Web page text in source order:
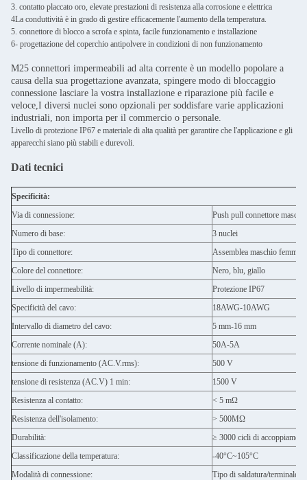
3. contatto placcato oro, elevate prestazioni di resistenza alla corrosione e elettrica
4La conduttività è in grado di gestire efficacemente l'aumento della temperatura.
5. connettore di blocco a scrofa e spinta, facile funzionamento e installazione
6- progettazione del coperchio antipolvere in condizioni di non funzionamento
M25 connettori impermeabili ad alta corrente è un modello popolare a
causa della sua progettazione avanzata, spingere modo di bloccaggio
connessione lasciare la vostra installazione e riparazione più facile e
veloce,I diversi nuclei sono opzionali per soddisfare varie applicazioni
industriali, non importa per il commercio o personale.
Livello di protezione IP67 e materiale di alta qualità per garantire che l'applicazione e gli
apparecchi siano più stabili e durevoli.
Dati tecnici
Specificità:
Via di connessione:
Push pull connettore
Numero di base:
3 nuclei
Tipo di connettore:
Assemblea maschio femmina
Colore del connettore:
Nero, blu, giallo
Livello di impermeabilità:
Protezione IP67
Specificità del cavo:
18AWG-10AWG
Intervallo di diametro del cavo:
5 mm-16 mm
Corrente nominale (A):
50A-5A
tensione di funzionamento (AC.V.rms):
500 V
tensione di resistenza (AC.V) 1 min:
1500 V
Resistenza al contatto:
< 5 mΩ
Resistenza dell'isolamento:
> 500MΩ
Durabilità:
≥ 3000 cicli di
Classificazione della temperatura:
-40°C~105°C
Modalità di connessione:
Tipo di saldatura/terminale